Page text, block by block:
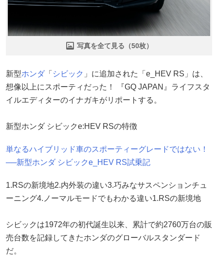
写真を全て見る（50枚）
新型ホンダ 「 シビック 」に追加された「e_HEV RS」は、
想像以上にスポーティだった！ 『GQ JAPAN』ライフスタ
イルエディターのイナガキがリポートする。
新型ホンダ シビックe:HEV RSの特徴
単なるハイブリッド車のスポーティーグレードではない！
──新型ホンダ シビックe_HEV RS試乗記
1.RSの新境地2.内外装の違い3.巧みなサスペンションチュ
ーニング4.ノーマルモードでもわかる違い1.RSの新境地
シビックは1972年の初代誕生以来、累計で約2760万台の販
売台数を記録してきたホンダのグローバルスタンダード
だ。